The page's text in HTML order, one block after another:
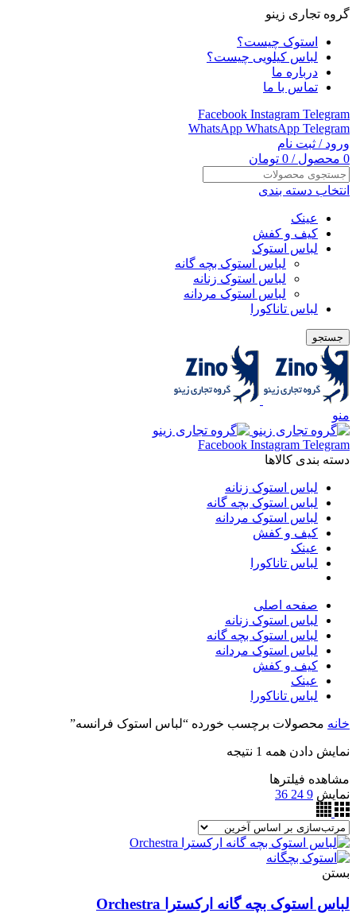
گروه تجاری زینو
استوک چیست؟
لباس کیلویی چیست؟
درباره ما
تماس با ما
Facebook Instagram Telegram
WhatsApp WhatsApp Telegram
ورود / ثبت نام
0 محصول /
0 تومان
انتخاب دسته بندی
عینک
کیف و کفش
لباس استوک
لباس استوک بچه گانه
لباس استوک زنانه
لباس استوک مردانه
لباس تاناکورا
جستجو
منو
Facebook Instagram Telegram
دسته بندی کالاها
لباس استوک زنانه
لباس استوک بچه گانه
لباس استوک مردانه
کیف و کفش
عینک
لباس تاناکورا
صفحه اصلی
لباس استوک زنانه
لباس استوک بچه گانه
لباس استوک مردانه
کیف و کفش
عینک
لباس تاناکورا
خانه محصولات برچسب خورده “لباس استوک فرانسه”
نمایش دادن همه 1 نتیجه
مشاهده فیلترها
نمایش 9
24
36
بستن
لباس استوک بچه گانه ارکسترا Orchestra